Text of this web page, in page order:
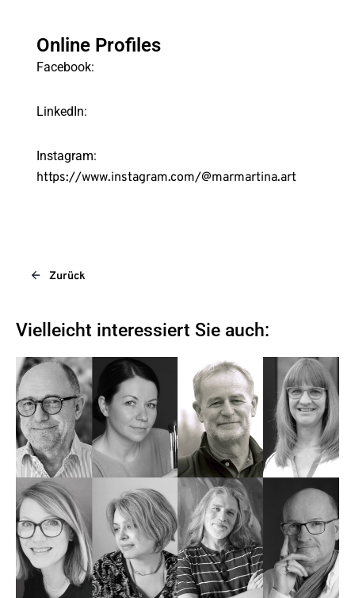
Online Profiles
Facebook:
LinkedIn:
Instagram:
https://www.instagram.com/@marmartina.art
Zurück
Vielleicht interessiert Sie auch: